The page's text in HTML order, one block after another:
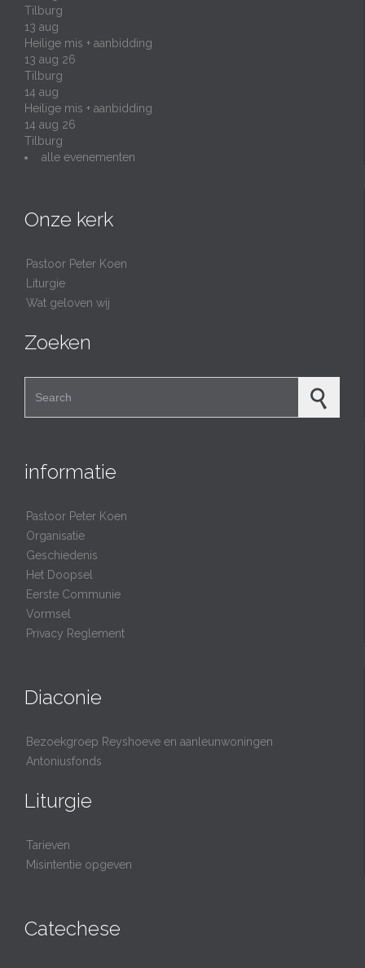
Tilburg
13 aug
Heilige mis + aanbidding
13 aug 26
Tilburg
14 aug
Heilige mis + aanbidding
14 aug 26
Tilburg
alle evenementen
Onze kerk
Pastoor Peter Koen
Liturgie
Wat geloven wij
Zoeken
informatie
Pastoor Peter Koen
Organisatie
Geschiedenis
Het Doopsel
Eerste Communie
Vormsel
Privacy Reglement
Diaconie
Bezoekgroep Reyshoeve en aanleunwoningen
Antoniusfonds
Liturgie
Tarieven
Misintentie opgeven
Catechese